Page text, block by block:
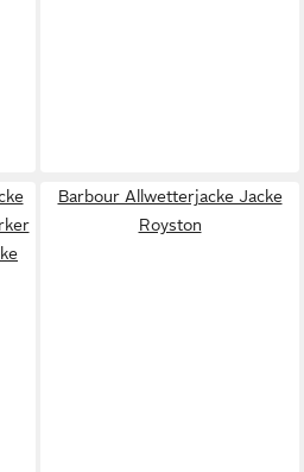
Barbour Allwetterjacke Jacke
Royston